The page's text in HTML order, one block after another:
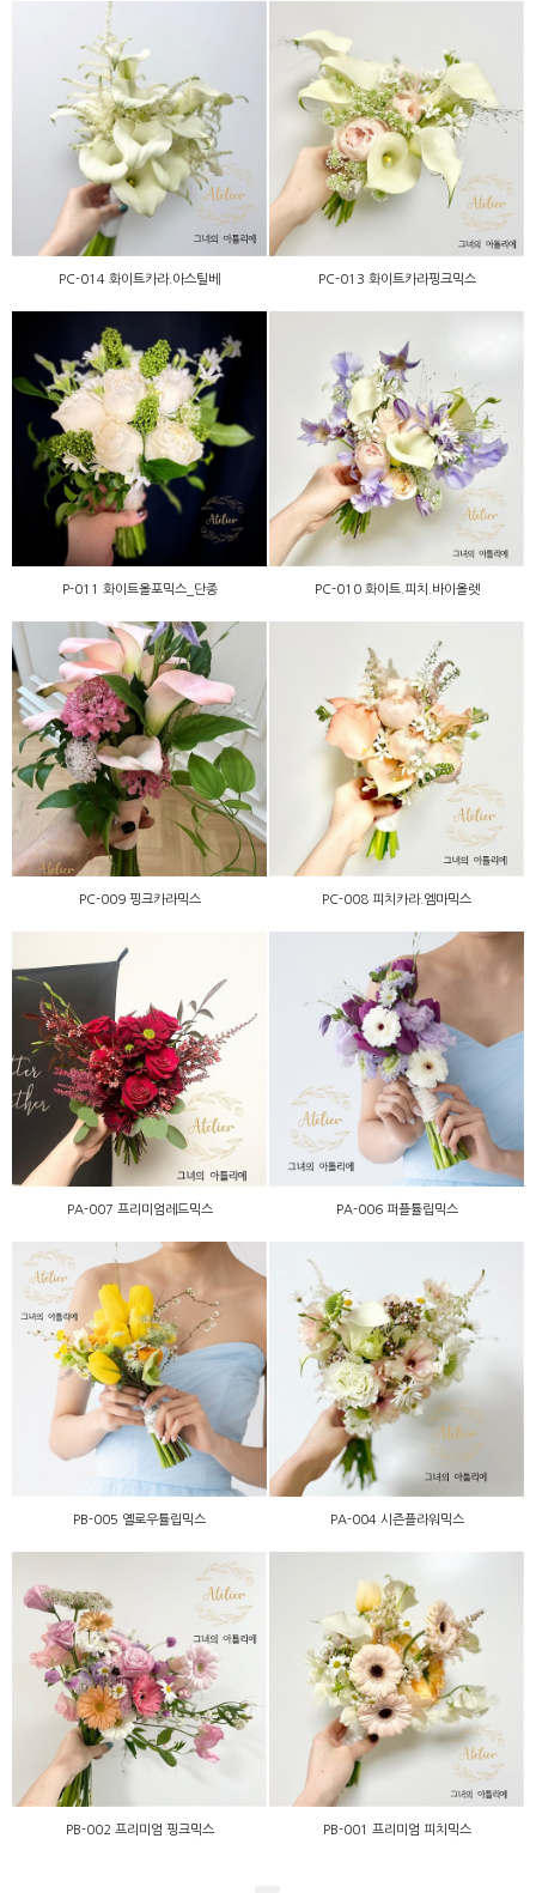
PC-014 화이트카라.아스틸
베
PC-014 화이트카라.아스틸베
PC-013 화이트카라핑크믹
스
PC-013 화이트카라핑크믹스
P-011 화이트올포믹스_단
종
P-011 화이트올포믹스_단종
PC-010 화이트.피치.바이
올렛
PC-010 화이트.피치.바이올렛
PC-009 핑크카라믹스
PC-009 핑크카라믹스
PC-008 피치카라.엠마믹스
PC-008 피치카라.엠마믹스
PA-007 프리미엄레드믹스
PA-007 프리미엄레드믹스
PA-006 퍼플튤립믹스
PA-006 퍼플튤립믹스
PB-005 옐로우튤립믹스
PB-005 옐로우튤립믹스
PA-004 시즌플라워믹스
PA-004 시즌플라워믹스
PB-002 프리미엄 핑크믹스
PB-002 프리미엄 핑크믹스
PB-001 프리미엄 피치믹스
PB-001 프리미엄 피치믹스